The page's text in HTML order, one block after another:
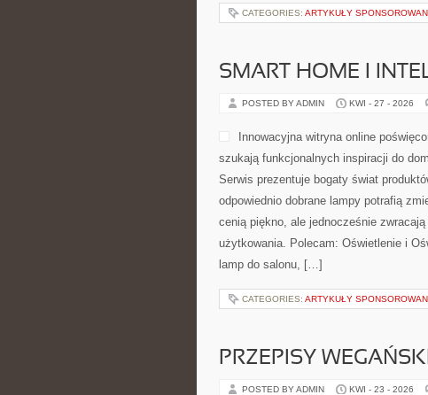
CATEGORIES: ARTYKUŁY
SMART HOME I
POSTED BY ADMIN KWI - 27 - 2026
Innowacyjna witryna online
szukają funkcjonalnych inspiracji do
Serwis prezentuje bogaty świat
odpowiednio dobrane lampy potrafią
cenią piękno, ale jednocześnie
użytkowania. Polecam: Oświetlenie i
lamp do salonu, […]
CATEGORIES: ARTYKUŁY
PRZEPISY
POSTED BY ADMIN KWI - 23 - 2026